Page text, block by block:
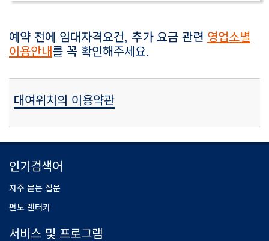
예약 전에 임대자격요건, 추가 요금 관련 영업소별
이용안내를 꼭 확인해주세요.
대여위치의 이용약관
인기검색어
자주 묻는 질문
편도 렌터카
서비스 및 프로그램